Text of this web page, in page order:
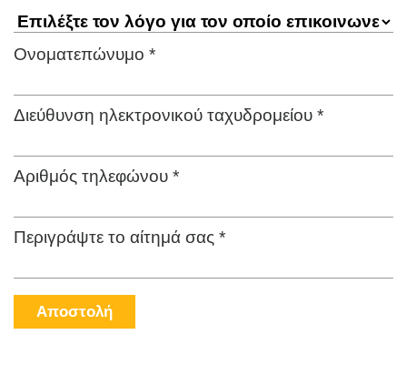
Ονοματεπώνυμο *
Διεύθυνση ηλεκτρονικού ταχυδρομείου *
Αριθμός τηλεφώνου *
Περιγράψτε το αίτημά σας *
Αποστολή